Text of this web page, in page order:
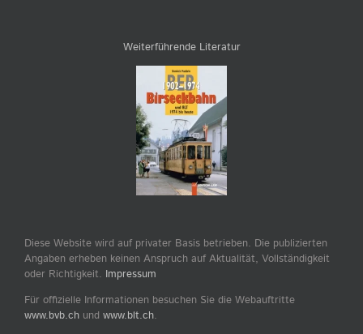
Weiterführende Literatur
Diese Website wird auf privater Basis betrieben. Die publizierten
Angaben erheben keinen Anspruch auf Aktualität, Vollständigkeit
oder Richtigkeit. Impressum
Für offizielle Informationen besuchen Sie die Webauftritte
www.bvb.ch und www.blt.ch.